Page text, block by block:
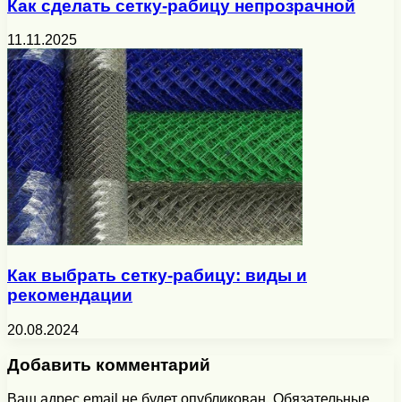
Как сделать сетку-рабицу непрозрачной
11.11.2025
Как выбрать сетку-рабицу: виды и
рекомендации
20.08.2024
Добавить комментарий